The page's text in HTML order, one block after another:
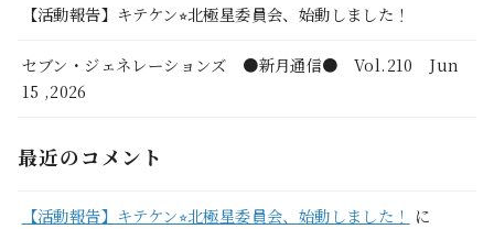
【活動報告】キテケン⭐︎北極星委員会、始動しました！
セブン・ジェネレーションズ ●新月通信● Vol.210 Jun
15 ,2026
最近のコメント
【活動報告】キテケン⭐︎北極星委員会、始動しました！
に